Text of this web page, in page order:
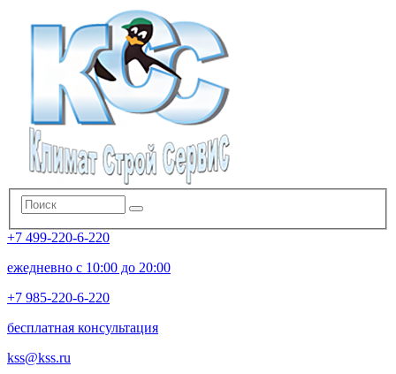
+7 499-220-6-220
ежедневно с 10:00 до 20:00
+7 985-220-6-220
бесплатная консультация
kss@kss.ru